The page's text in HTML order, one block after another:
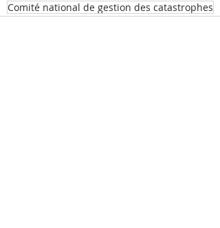
Comité national de gestion des catastrophes